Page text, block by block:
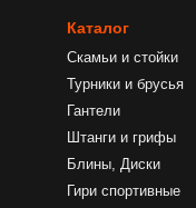
Каталог
Скамьи и стойки
Турники и брусья
Гантели
Штанги и грифы
Блины, Диски
Гири спортивные